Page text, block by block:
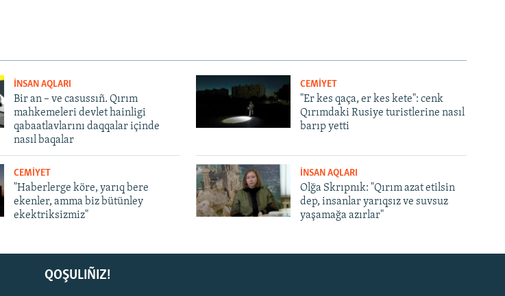
İNSAN AQLARI
Bir an – ve casussıñ. Qırım
mahkemeleri devlet hainligi
qabaatlavlarını daqqalar içinde
nasıl baqalar
CEMİYET
"Er kes qaça, er kes kete": cenk
Qırımdaki Rusiye turistlerine nasıl
barıp yetti
CEMİYET
"Haberlerge köre, yarıq bere
ekenler, amma biz bütünley
ekektriksizmiz"
İNSAN AQLARI
Olğa Skrıpnık: "Qırım azat etilsin
dep, insanlar yarıqsız ve suvsuz
yaşamağa azırlar"
QOŞULIÑIZ!